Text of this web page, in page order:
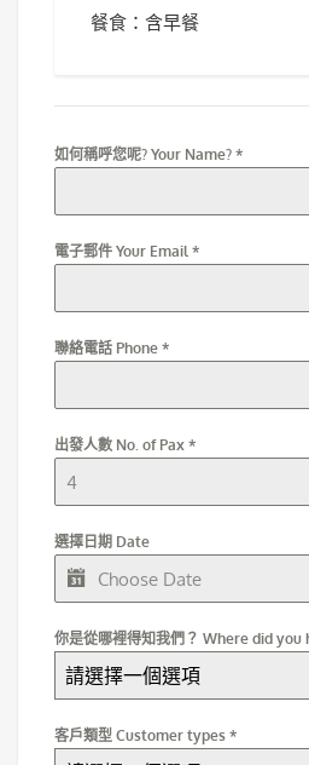
餐食：含早餐
如何稱呼您呢? Your Name? *
電子郵件 Your Email *
聯絡電話 Phone *
出發人數 No. of Pax *
選擇日期 Date
你是從哪裡得知我們？ Where did you
請選擇一個選項
客戶類型 Customer types *